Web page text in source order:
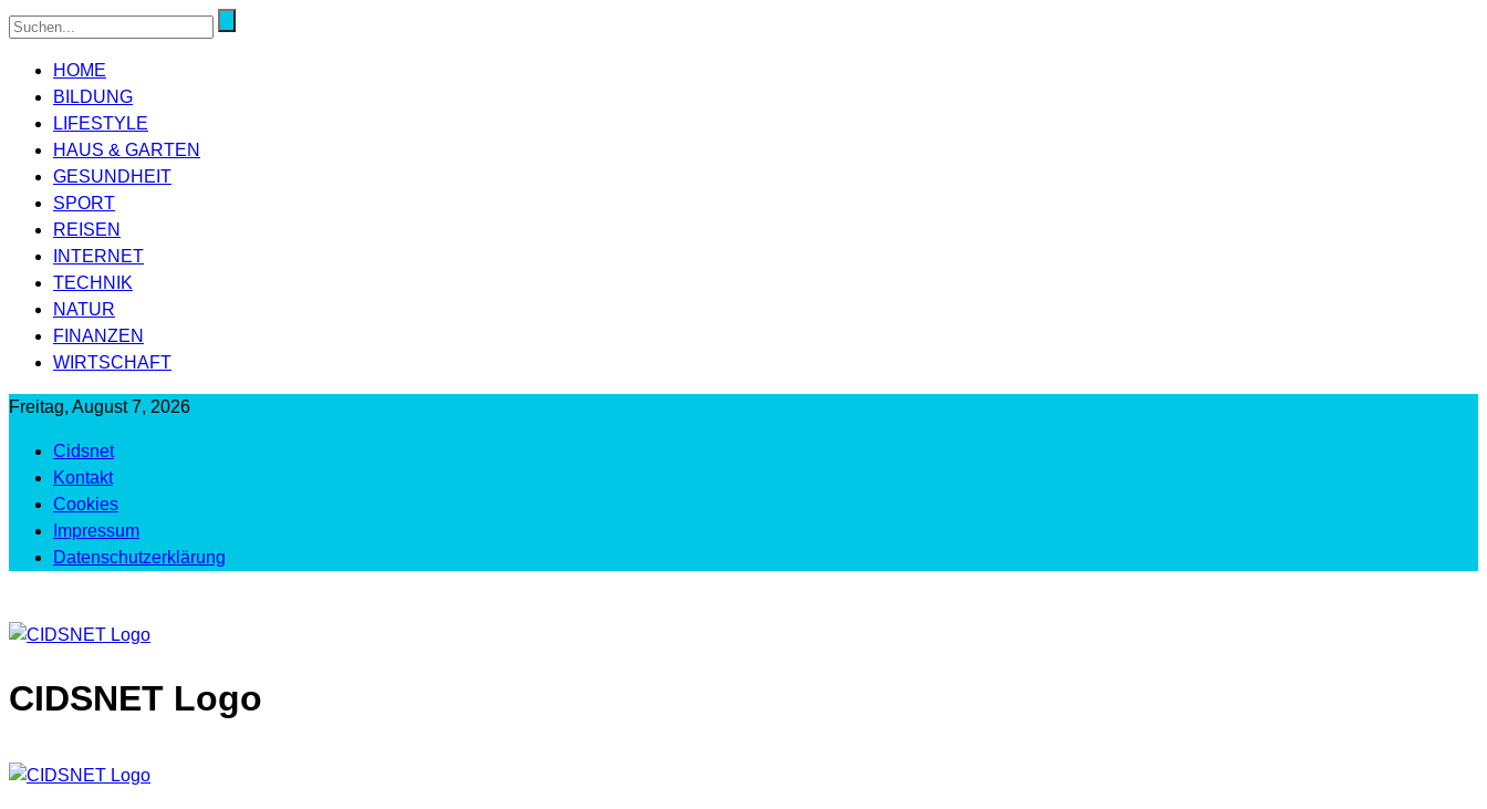
HOME
BILDUNG
LIFESTYLE
HAUS & GARTEN
GESUNDHEIT
SPORT
REISEN
INTERNET
TECHNIK
NATUR
FINANZEN
WIRTSCHAFT
Freitag, August 7, 2026
Cidsnet
Kontakt
Cookies
Impressum
Datenschutzerklärung
CIDSNET Logo